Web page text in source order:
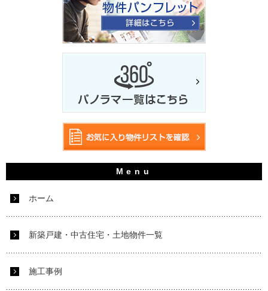
ホーム
新築戸建・中古住宅・土地物件一覧
施工事例